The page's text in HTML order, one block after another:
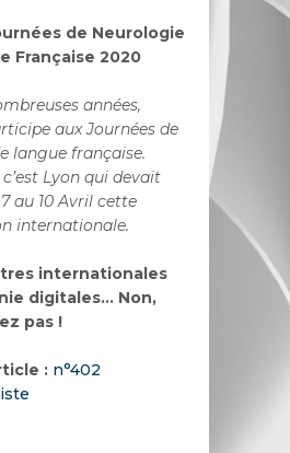
de Neurologie
Française 2020
années,
aux Journées de
langue française.
Lyon qui devait
au 10 Avril cette
internationale.
internationales
digitales… Non,
pas !
: n°402